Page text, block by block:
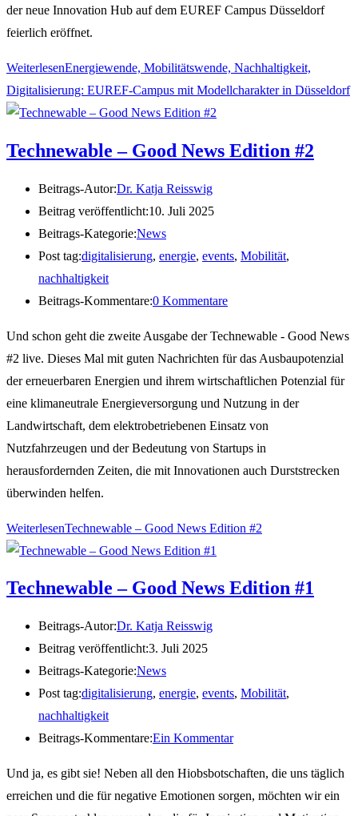
der neue Innovation Hub auf dem EUREF Campus Düsseldorf
feierlich eröffnet.
WeiterlesenEnergiewende, Mobilitätswende, Nachhaltigkeit,
Digitalisierung: EUREF-Campus mit Modellcharakter in Düsseldorf
Technewable – Good News Edition #2
Beitrags-Autor:Dr. Katja Reisswig
Beitrag veröffentlicht:10. Juli 2025
Beitrags-Kategorie:News
Post tag:digitalisierung, energie, events, Mobilität,
nachhaltigkeit
Beitrags-Kommentare:0 Kommentare
Und schon geht die zweite Ausgabe der Technewable - Good News
#2 live. Dieses Mal mit guten Nachrichten für das Ausbaupotenzial
der erneuerbaren Energien und ihrem wirtschaftlichen Potenzial für
eine klimaneutrale Energieversorgung und Nutzung in der
Landwirtschaft, dem elektrobetriebenen Einsatz von
Nutzfahrzeugen und der Bedeutung von Startups in
herausfordernden Zeiten, die mit Innovationen auch Durststrecken
überwinden helfen.
WeiterlesenTechnewable – Good News Edition #2
Technewable – Good News Edition #1
Beitrags-Autor:Dr. Katja Reisswig
Beitrag veröffentlicht:3. Juli 2025
Beitrags-Kategorie:News
Post tag:digitalisierung, energie, events, Mobilität,
nachhaltigkeit
Beitrags-Kommentare:Ein Kommentar
Und ja, es gibt sie! Neben all den Hiobsbotschaften, die uns täglich
erreichen und die für negative Emotionen sorgen, möchten wir ein